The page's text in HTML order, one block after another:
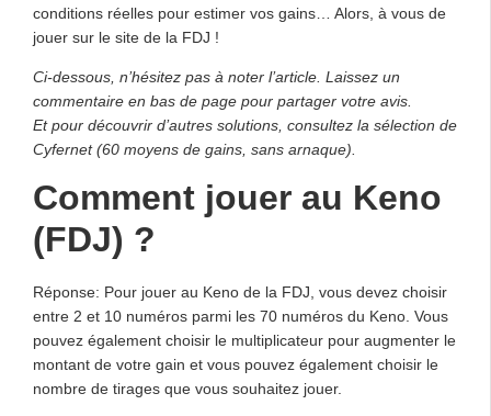
conditions réelles pour estimer vos gains… Alors, à vous de
jouer sur le site de la FDJ !
Ci-dessous, n’hésitez pas à noter l’article. Laissez un
commentaire en bas de page pour partager votre avis.
Et pour découvrir d’autres solutions, consultez la sélection de
Cyfernet (60 moyens de gains, sans arnaque).
Comment jouer au Keno
(FDJ) ?
Réponse: Pour jouer au Keno de la FDJ, vous devez choisir
entre 2 et 10 numéros parmi les 70 numéros du Keno. Vous
pouvez également choisir le multiplicateur pour augmenter le
montant de votre gain et vous pouvez également choisir le
nombre de tirages que vous souhaitez jouer.